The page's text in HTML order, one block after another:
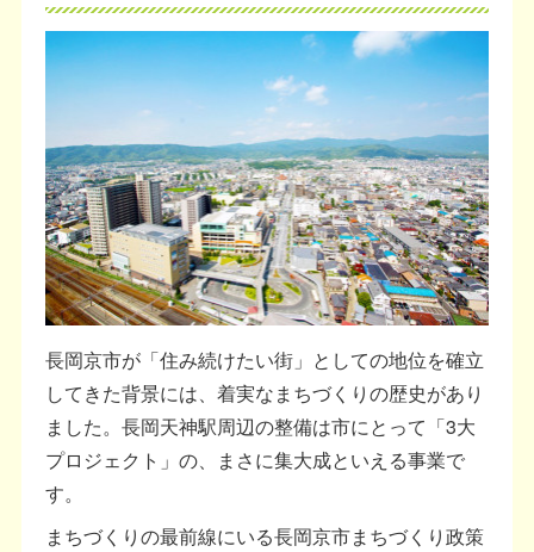
長岡京市が「住み続けたい街」としての地位を確立
してきた背景には、着実なまちづくりの歴史があり
ました。長岡天神駅周辺の整備は市にとって「3大
プロジェクト」の、まさに集大成といえる事業で
す。
まちづくりの最前線にいる長岡京市まちづくり政策